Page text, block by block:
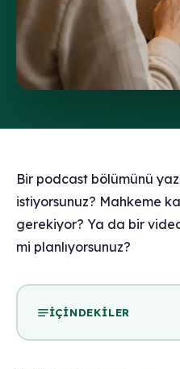
Bir podcast bölümünü
istiyorsunuz? Mahkeme
gerekiyor? Ya da bir
mi planlıyorsunuz?
İÇINDEKILER